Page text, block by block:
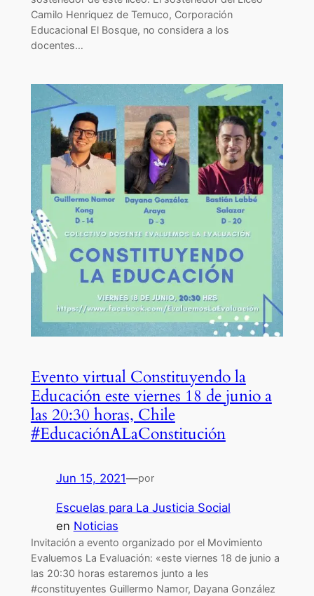
Camilo Henriquez de Temuco, Corporación
Educacional El Bosque, no considera a los
docentes…
Evento virtual Constituyendo la
Educación este viernes 18 de junio a
las 20:30 horas, Chile
#EducaciónALaConstitución
Jun 15, 2021—por
Escuelas para La Justicia Social
en Noticias
Invitación a evento organizado por el Movimiento
Evaluemos La Evaluación: «este viernes 18 de junio a
las 20:30 horas estaremos junto a les
#constituyentes Guillermo Namor, Dayana González